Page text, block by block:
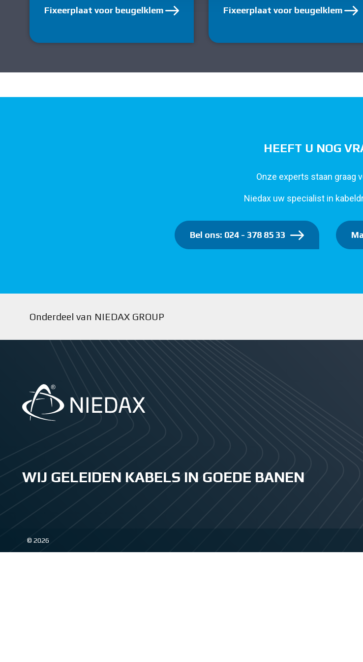
Fixeerplaat voor beugelklem Fixeerplaat voor beugelklem
HEEFT U NOG
Onze experts staan graag
Niedax uw specialist in
Bel ons: 024 - 378 85 33
Onderdeel van NIEDAX GROUP
WIJ GELEIDEN KABELS IN GOEDE BANEN
© 2026